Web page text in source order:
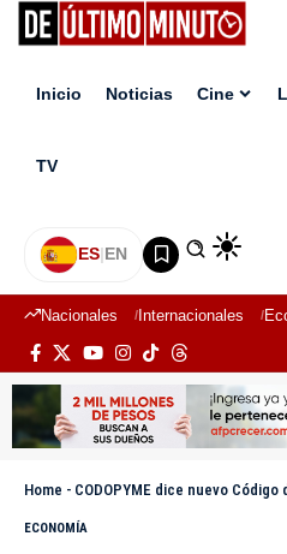
Inicio Noticias Cine
TV
ES|EN
Nacionales Internacionales
Home - CODOPYME dice nuevo Código de
ECONOMÍA